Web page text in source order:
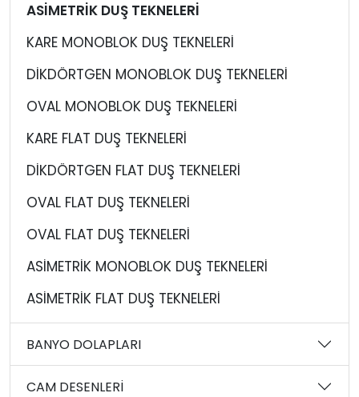
ASİMETRİK DUŞ TEKNELERİ
KARE MONOBLOK DUŞ TEKNELERİ
DİKDÖRTGEN MONOBLOK DUŞ TEKNELERİ
OVAL MONOBLOK DUŞ TEKNELERİ
KARE FLAT DUŞ TEKNELERİ
DİKDÖRTGEN FLAT DUŞ TEKNELERİ
OVAL FLAT DUŞ TEKNELERİ
OVAL FLAT DUŞ TEKNELERİ
ASİMETRİK MONOBLOK DUŞ TEKNELERİ
ASİMETRİK FLAT DUŞ TEKNELERİ
BANYO DOLAPLARI
CAM DESENLERİ